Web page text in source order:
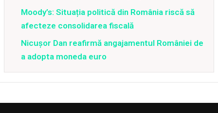
Moody’s: Situația politică din România riscă să
afecteze consolidarea fiscală
Nicușor Dan reafirmă angajamentul României de
a adopta moneda euro